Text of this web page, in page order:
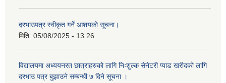
दरभाउपत्र स्वीकृत गर्ने आशयको सूचना।
मिति: 05/08/2025 - 13:26
विद्यालयमा अध्ययनरत छात्राहरुको लागि निःशुल्क सेनेटरी प्याड खरीदको लागि
दरभाउ पत्र बुझाउने सम्बन्धी ७ दिने सूचना ।